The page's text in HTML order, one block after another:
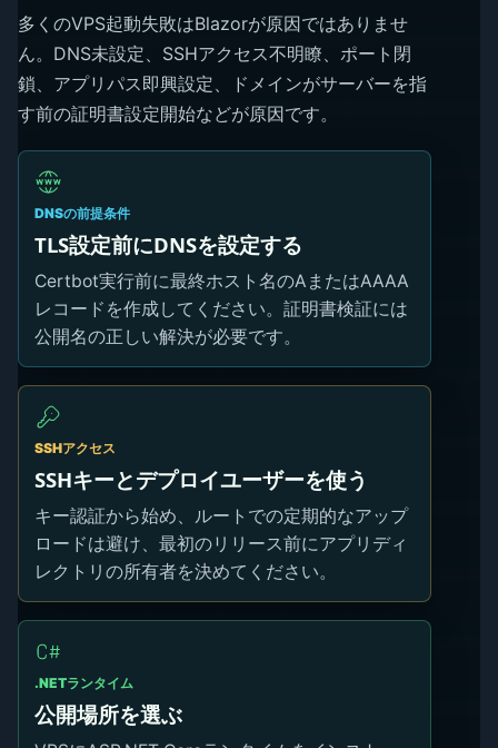
多くのVPS起動失敗はBlazorが原因ではありませ
ん。DNS未設定、SSHアクセス不明瞭、ポート閉
鎖、アプリパス即興設定、ドメインがサーバーを指
す前の証明書設定開始などが原因です。
DNSの前提条件
TLS設定前にDNSを設定する
Certbot実行前に最終ホスト名のAまたはAAAA
レコードを作成してください。証明書検証には
公開名の正しい解決が必要です。
SSHアクセス
SSHキーとデプロイユーザーを使う
キー認証から始め、ルートでの定期的なアップ
ロードは避け、最初のリリース前にアプリディ
レクトリの所有者を決めてください。
.NETランタイム
公開場所を選ぶ